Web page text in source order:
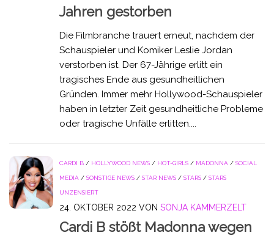
Jahren gestorben
Die Filmbranche trauert erneut, nachdem der
Schauspieler und Komiker Leslie Jordan
verstorben ist. Der 67-Jährige erlitt ein
tragisches Ende aus gesundheitlichen
Gründen. Immer mehr Hollywood-Schauspieler
haben in letzter Zeit gesundheitliche Probleme
oder tragische Unfälle erlitten....
CARDI B / HOLLYWOOD NEWS / HOT-GIRLS / MADONNA / SOCIAL
MEDIA / SONSTIGE NEWS / STAR NEWS / STARS / STARS
UNZENSIERT
24. OKTOBER 2022 VON SONJA KAMMERZELT
Cardi B stößt Madonna wegen